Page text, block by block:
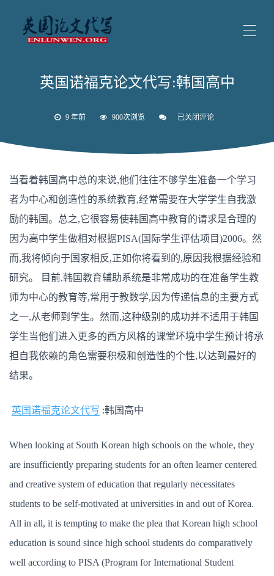
英国诺福克论文代写:韩国高中
9 年前 900次浏览
英
文
写:
国
中
已关闭评论
当看着韩国高中总的来说,他们往往不够学生准备一个学习
者为中心和创造性的系统教育,经常需要在大学学生自我激
励的韩国。总之,它很容易使韩国高中教育的请求是合理的
因为高中学生做相对根据PISA(国际学生评估项目)2006。然
而,我将倾向于国家相反,正如你将看到的,原因我根据经验和
研究。 目前,韩国教育辅助系统是非常成功的在准备学生教
师为中心的教育等,常用于教数学,因为传递信息的主要方式
之一,从老师到学生。然而,这种级别的成功并不适用于韩国
学生当他们进入更多的西方风格的课堂环境中学生预计将承
担自我依赖的角色需要积极和创造性的个性,以达到最好的
结果。
英国诺福克论文代写 :韩国高中
When looking at South Korean high schools on the whole, they
are insufficiently preparing students for an often learner centered
and creative system of education that regularly necessitates
students to be self-motivated at universities in and out of Korea.
All in all, it is tempting to make the plea that Korean high school
education is sound since high school students do comparatively
well according to PISA (Program for International Student